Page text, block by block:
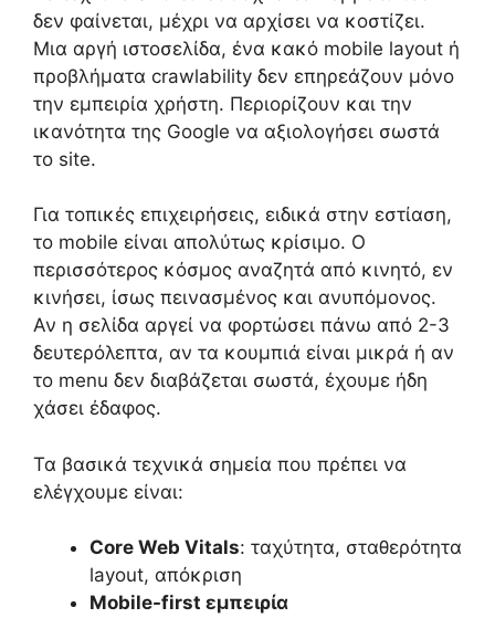
δεν φαίνεται, μέχρι να αρχίσει να κοστίζει.
Μια αργή ιστοσελίδα, ένα κακό mobile layout ή
προβλήματα crawlability δεν επηρεάζουν μόνο
την εμπειρία χρήστη. Περιορίζουν και την
ικανότητα της Google να αξιολογήσει σωστά
το site.
Για τοπικές επιχειρήσεις, ειδικά στην εστίαση,
το mobile είναι απολύτως κρίσιμο. Ο
περισσότερος κόσμος αναζητά από κινητό, εν
κινήσει, ίσως πεινασμένος και ανυπόμονος.
Αν η σελίδα αργεί να φορτώσει πάνω από 2-3
δευτερόλεπτα, αν τα κουμπιά είναι μικρά ή αν
το menu δεν διαβάζεται σωστά, έχουμε ήδη
χάσει έδαφος.
Τα βασικά τεχνικά σημεία που πρέπει να
ελέγχουμε είναι:
Core Web Vitals: ταχύτητα, σταθερότητα
layout, απόκριση
Mobile-first εμπειρία